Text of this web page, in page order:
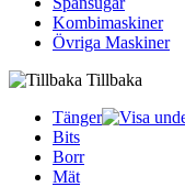
Kombimaskiner
Övriga Maskiner
Tillbaka
Tänger
Bits
Borr
Mät